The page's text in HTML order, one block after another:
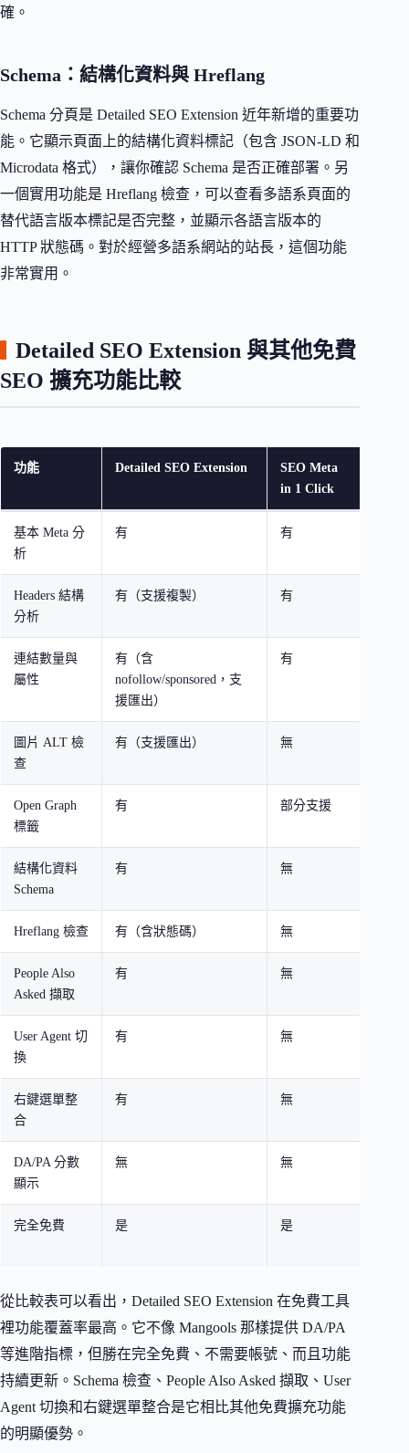
確。
Schema：結構化資料與 Hreflang
Schema 分頁是 Detailed SEO Extension 近年新增的重要功
能。它顯示頁面上的結構化資料標記（包含 JSON-LD 和
Microdata 格式），讓你確認 Schema 是否正確部署。另
一個實用功能是 Hreflang 檢查，可以查看多語系頁面的
替代語言版本標記是否完整，並顯示各語言版本的
HTTP 狀態碼。對於經營多語系網站的站長，這個功能
非常實用。
Detailed SEO Extension 與其他免費
SEO 擴充功能比較
功能 Detailed SEO Extension
SEO Meta
in 1 Click
基本 Meta 分
析
有 有
Headers 結構
分析
有（支援複製） 有
連結數量與
屬性
有（含
nofollow/sponsored，支
援匯出）
有
圖片 ALT 檢
查
有（支援匯出） 無
Open Graph
標籤
有 部分支援
結構化資料
Schema
有 無
Hreflang 檢查 有（含狀態碼） 無
People Also
Asked 擷取
有 無
User Agent 切
換
有 無
右鍵選單整
合
有 無
DA/PA 分數
顯示
無 無
完全免費 是 是
從比較表可以看出，Detailed SEO Extension 在免費工具
裡功能覆蓋率最高。它不像 Mangools 那樣提供 DA/PA
等進階指標，但勝在完全免費、不需要帳號、而且功能
持續更新。Schema 檢查、People Also Asked 擷取、User
Agent 切換和右鍵選單整合是它相比其他免費擴充功能
的明顯優勢。